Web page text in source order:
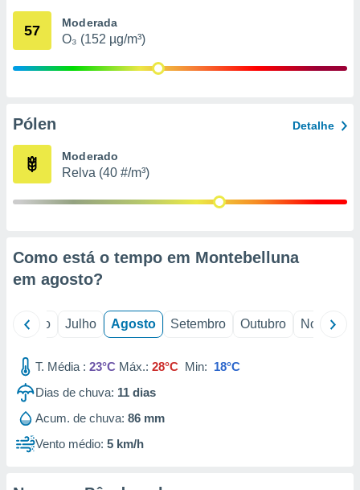
através
estudos
1199
57 Moderada
O₃ (152 µg/m³)
Pólen Detalhe
Moderado
Relva (40 #/m³)
Como está o tempo em Montebelluna
em agosto?
Junho Julho Agosto Setembro Outubro Novembro
T. Média : 23°C Máx.: 28°C Min: 18°C
Dias de chuva: 11 dias
Acum. de chuva: 86 mm
Vento médio: 5 km/h